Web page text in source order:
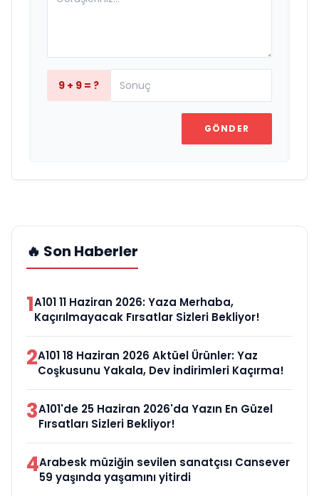
9 + 9 = ?
GÖNDER
🔥 Son Haberler
1A101 11 Haziran 2026: Yaza Merhaba,
Kaçırılmayacak Fırsatlar Sizleri Bekliyor!
2A101 18 Haziran 2026 Aktüel Ürünler: Yaz
Coşkusunu Yakala, Dev İndirimleri Kaçırma!
3A101'de 25 Haziran 2026'da Yazın En Güzel
Fırsatları Sizleri Bekliyor!
4Arabesk müziğin sevilen sanatçısı Cansever
59 yaşında yaşamını yitirdi